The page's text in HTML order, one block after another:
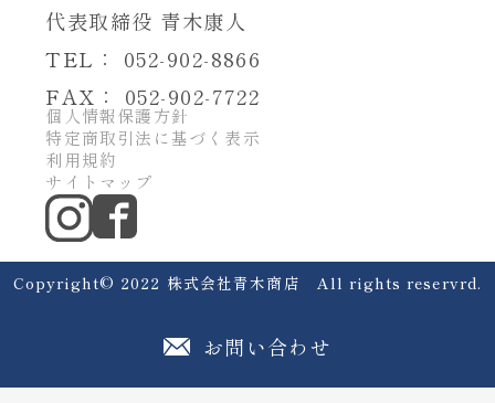
お問い合わせ
代表取締役 青木康人
TEL： 052-902-8866
FAX： 052-902-7722
個人情報保護方針
特定商取引法に基づく表示
利用規約
サイトマップ
Copyright©︎ 2022 株式会社青木商店 All rights reservrd.